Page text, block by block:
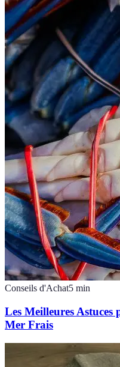
Conseils d'Achat5 min
Les Meilleures
Mer Frais